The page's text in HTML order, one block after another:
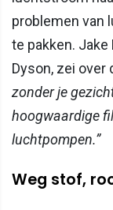
problemen van
te pakken.
Dyson, zei over
zonder je
hoogwaardige
luchtpompen.”
Weg stof,